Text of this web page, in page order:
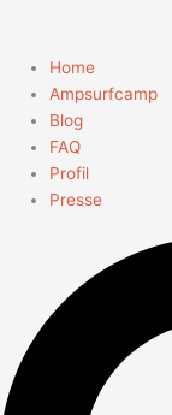
Home
Ampsurfcamp
Blog
FAQ
Profil
Presse